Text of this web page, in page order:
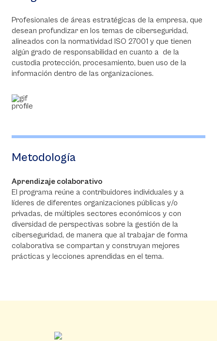
Profesionales de áreas estratégicas de la empresa, que
desean profundizar en los temas de ciberseguridad,
alineados con la normatividad ISO 27001 y que tienen
algún grado de responsabilidad en cuanto a de la
custodia protección, procesamiento, buen uso de la
información dentro de las organizaciones.
Metodología
Aprendizaje colaborativo
El programa reúne a contribuidores individuales y a
líderes de diferentes organizaciones públicas y/o
privadas, de múltiples sectores económicos y con
diversidad de perspectivas sobre la gestión de la
ciberseguridad, de manera que al trabajar de forma
colaborativa se compartan y construyan mejores
prácticas y lecciones aprendidas en el tema.